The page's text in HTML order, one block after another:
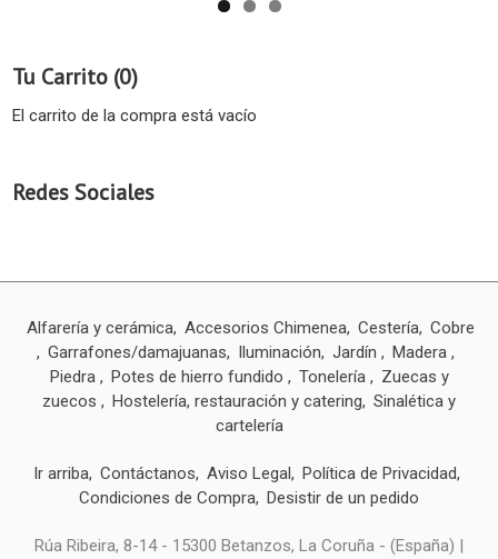
Tu Carrito (0)
El carrito de la compra está vacío
Redes Sociales
Alfarería y cerámica Accesorios Chimenea Cestería Cobre
Garrafones/damajuanas
Iluminación Jardín
Madera
Piedra
Potes de hierro fundido Tonelería
Zuecas y
zuecos
Hostelería, restauración y catering
Sinalética y
cartelería
Ir arriba Contáctanos Aviso Legal
Política de Privacidad
Condiciones de Compra Desistir de un pedido
Rúa Ribeira, 8-14 - 15300 Betanzos, La Coruña - (España) |